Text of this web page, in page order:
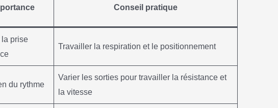
Conseil pratique
prise
Travailler la respiration et le positionnement
du rythme
Varier les sorties pour travailler la résistance et
la vitesse